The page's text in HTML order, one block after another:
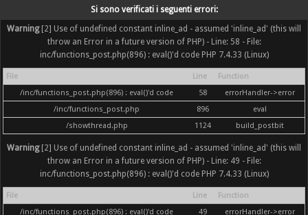
Si sono verificati i seguenti errori:
Warning[2] Use of undefined constant inline_ad - assumed 'inline_ad' (this will
throw an Error in a future version of PHP) - Line: 58 - File:
inc/functions_post.php(896) : eval()'d code PHP 7.4.33 (Linux)
File Line
Function
/inc/functions_post.php(896) : eval()'d code
58
errorHandler->error
/inc/functions_post.php
896
eval
/showthread.php
1124 build_postbit
Warning[2] Use of undefined constant inline_ad - assumed 'inline_ad' (this will
throw an Error in a future version of PHP) - Line: 49 - File:
inc/functions_post.php(896) : eval()'d code PHP 7.4.33 (Linux)
File Line
Function
/inc/functions_post.php(896) : eval()'d code
49
errorHandler->error